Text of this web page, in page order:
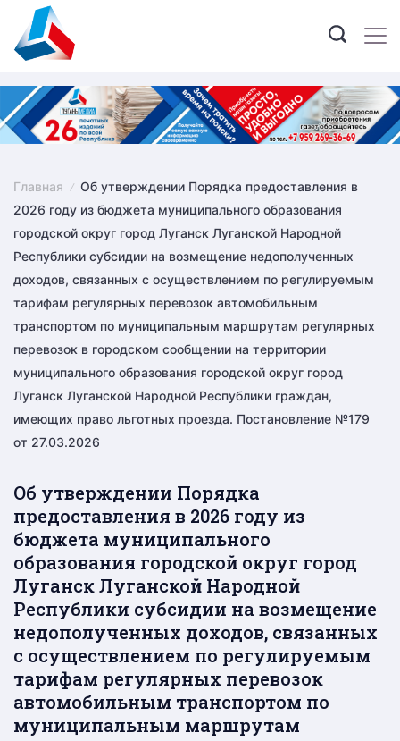
content
Главная
Об утверждении Порядка предоставления в
2026 году из бюджета муниципального образования
городской округ город Луганск Луганской Народной
Республики субсидии на возмещение недополученных
доходов, связанных с осуществлением по регулируемым
тарифам регулярных перевозок автомобильным
транспортом по муниципальным маршрутам регулярных
перевозок в городском сообщении на территории
муниципального образования городской округ город
Луганск Луганской Народной Республики граждан,
имеющих право льготных проезда. Постановление №179
от 27.03.2026
Об утверждении Порядка
предоставления в 2026 году из
бюджета муниципального
образования городской округ город
Луганск Луганской Народной
Республики субсидии на возмещение
недополученных доходов, связанных
с осуществлением по регулируемым
тарифам регулярных перевозок
автомобильным транспортом по
муниципальным маршрутам